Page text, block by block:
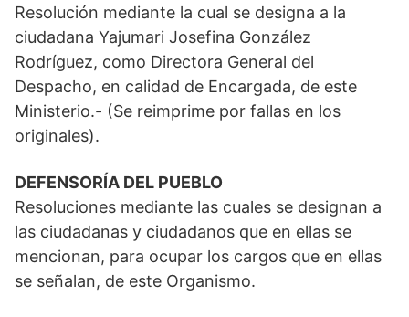
Resolución mediante la cual se designa a la
ciudadana Yajumari Josefina González
Rodríguez, como Directora General del
Despacho, en calidad de Encargada, de este
Ministerio.- (Se reimprime por fallas en los
originales).
DEFENSORÍA DEL PUEBLO
Resoluciones mediante las cuales se designan a
las ciudadanas y ciudadanos que en ellas se
mencionan, para ocupar los cargos que en ellas
se señalan, de este Organismo.